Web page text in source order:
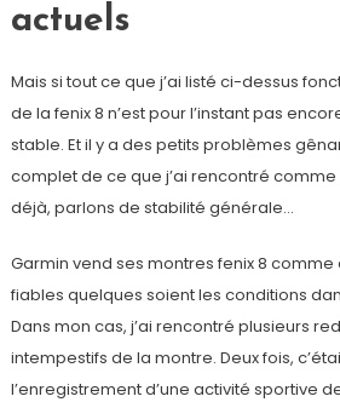
actuels
Mais si tout ce que j’ai listé ci-dessus
de la fenix 8 n’est pour l’instant pas
stable. Et il y a des petits problèmes
complet de ce que j’ai rencontré
déjà, parlons de stabilité générale…
Garmin vend ses montres fenix 8
fiables quelques soient les conditions
Dans mon cas, j’ai rencontré plusieurs
intempestifs de la montre. Deux fois,
l’enregistrement d’une activité sportive